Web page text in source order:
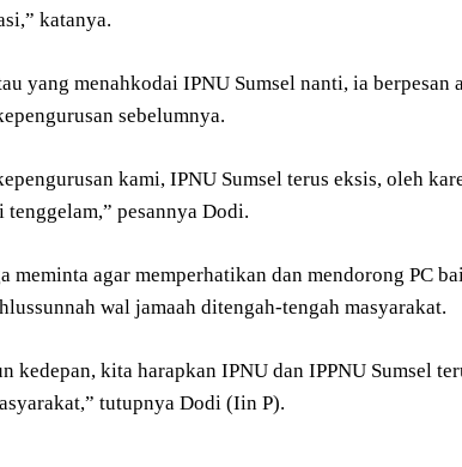
katanya.
yang menahkodai IPNU Sumsel nanti, ia
sebelumnya.
kami, IPNU Sumsel terus eksis, oleh
tenggelam,” pesannya Dodi.
meminta agar memperhatikan dan mendorong PC
wal jamaah ditengah-tengah masyarakat.
kedepan, kita harapkan IPNU dan IPPNU Sumsel
tutupnya Dodi (Iin P).